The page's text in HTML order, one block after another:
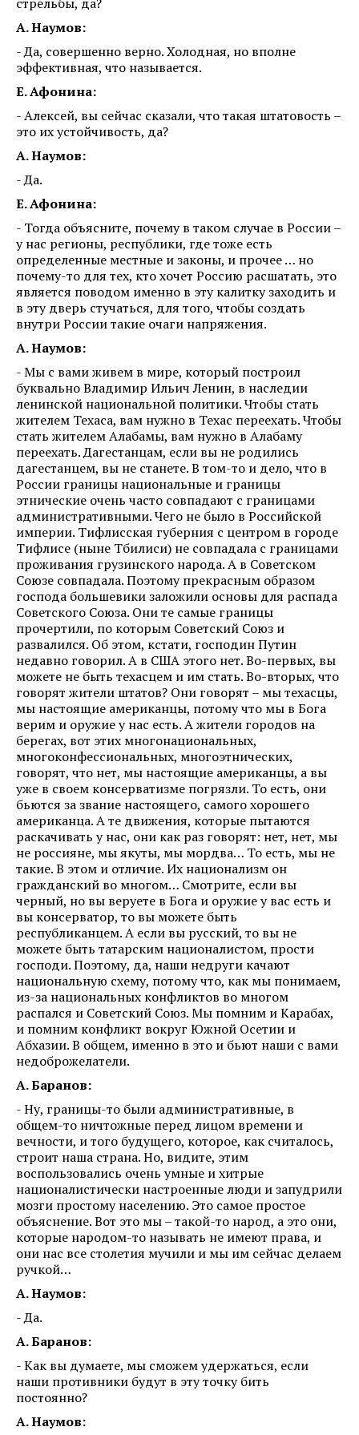
А. Наумов:
- Да, совершенно верно. Холодная, но вполне
эффективная, что называется.
Е. Афонина:
- Алексей, вы сейчас сказали, что такая штатовость –
это их устойчивость, да?
А. Наумов:
- Да.
Е. Афонина:
- Тогда объясните, почему в таком случае в России –
у нас регионы, республики, где тоже есть
определенные местные и законы, и прочее … но
почему-то для тех, кто хочет Россию расшатать, это
является поводом именно в эту калитку заходить и
в эту дверь стучаться, для того, чтобы создать
внутри России такие очаги напряжения.
А. Наумов:
- Мы с вами живем в мире, который построил
буквально Владимир Ильич Ленин, в наследии
ленинской национальной политики. Чтобы стать
жителем Техаса, вам нужно в Техас переехать. Чтобы
стать жителем Алабамы, вам нужно в Алабаму
переехать. Дагестанцам, если вы не родились
дагестанцем, вы не станете. В том-то и дело, что в
России границы национальные и границы
этнические очень часто совпадают с границами
административными. Чего не было в Российской
империи. Тифлисская губерния с центром в городе
Тифлисе (ныне Тбилиси) не совпадала с границами
проживания грузинского народа. А в Советском
Союзе совпадала. Поэтому прекрасным образом
господа большевики заложили основы для распада
Советского Союза. Они те самые границы
прочертили, по которым Советский Союз и
развалился. Об этом, кстати, господин Путин
недавно говорил. А в США этого нет. Во-первых, вы
можете не быть техасцем и им стать. Во-вторых, что
говорят жители штатов? Они говорят – мы техасцы,
мы настоящие американцы, потому что мы в Бога
верим и оружие у нас есть. А жители городов на
берегах, вот этих многонациональных,
многоконфессиональных, многоэтнических,
говорят, что нет, мы настоящие американцы, а вы
уже в своем консерватизме погрязли. То есть, они
бьются за звание настоящего, самого хорошего
американца. А те движения, которые пытаются
раскачивать у нас, они как раз говорят: нет, нет, мы
не россияне, мы якуты, мы мордва… То есть, мы не
такие. В этом и отличие. Их национализм он
гражданский во многом… Смотрите, если вы
черный, но вы веруете в Бога и оружие у вас есть и
вы консерватор, то вы можете быть
республиканцем. А если вы русский, то вы не
можете быть татарским националистом, прости
господи. Поэтому, да, наши недруги качают
национальную схему, потому что, как мы понимаем,
из-за национальных конфликтов во многом
распался и Советский Союз. Мы помним и Карабах,
и помним конфликт вокруг Южной Осетии и
Абхазии. В общем, именно в это и бьют наши с вами
недоброжелатели.
А. Баранов:
- Ну, границы-то были административные, в
общем-то ничтожные перед лицом времени и
вечности, и того будущего, которое, как считалось,
строит наша страна. Но, видите, этим
воспользовались очень умные и хитрые
националистически настроенные люди и запудрили
мозги простому населению. Это самое простое
объяснение. Вот это мы – такой-то народ, а это они,
которые народом-то называть не имеют права, и
они нас все столетия мучили и мы им сейчас делаем
ручкой…
А. Наумов:
- Да.
А. Баранов:
- Как вы думаете, мы сможем удержаться, если
наши противники будут в эту точку бить
постоянно?
А. Наумов: